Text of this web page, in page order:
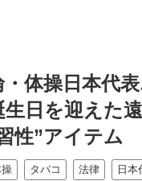
体操日本代
生日を迎えた
性”アイテム
タバコ 法律 日本